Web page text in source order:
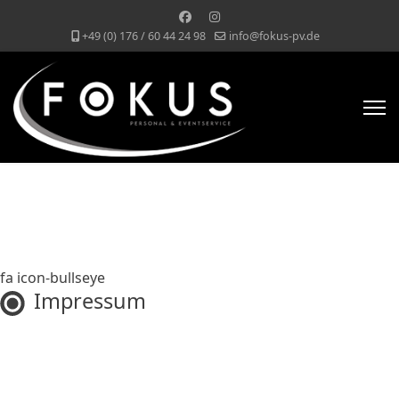
+49 (0) 176 / 60 44 24 98 info@fokus-pv.de
fa icon-bullseye
Impressum